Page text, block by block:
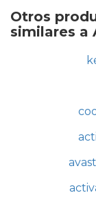
Otros
similares a